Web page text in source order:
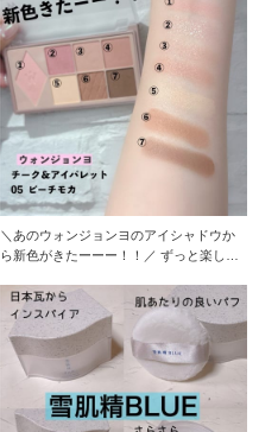
＼あのウォンジョンヨのアイシャドウか
ら新色がきたーーー！！／ ずっと楽しみ